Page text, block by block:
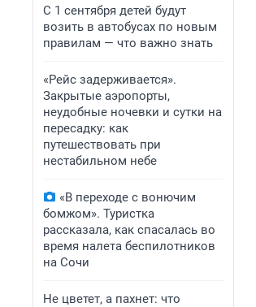
С 1 сентября детей будут
возить в автобусах по новым
правилам — что важно знать
«Рейс задерживается».
Закрытые аэропорты,
неудобные ночевки и сутки на
пересадку: как
путешествовать при
нестабильном небе
«В переходе с вонючим
бомжом». Туристка
рассказала, как спасалась во
время налета беспилотников
на Сочи
Не цветет, а пахнет: что